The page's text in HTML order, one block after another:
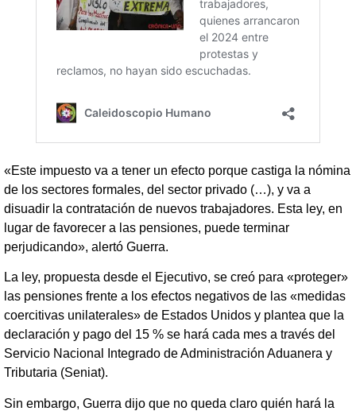
«Este impuesto va a tener un efecto porque castiga la nómina
de los sectores formales, del sector privado (…), y va a
disuadir la contratación de nuevos trabajadores. Esta ley, en
lugar de favorecer a las pensiones, puede terminar
perjudicando», alertó Guerra.
La ley, propuesta desde el Ejecutivo, se creó para «proteger»
las pensiones frente a los efectos negativos de las «medidas
coercitivas unilaterales» de Estados Unidos y plantea que la
declaración y pago del 15 % se hará cada mes a través del
Servicio Nacional Integrado de Administración Aduanera y
Tributaria (Seniat).
Sin embargo, Guerra dijo que no queda claro quién hará la